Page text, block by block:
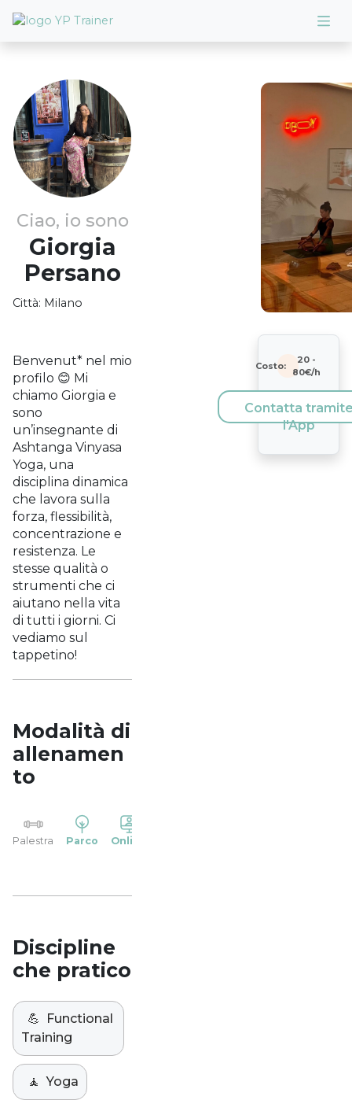
Ciao, io sono
Giorgia
Persano
Città: Milano
Benvenut* nel mio
profilo 😊 Mi
chiamo Giorgia e
sono
un’insegnante di
Ashtanga Vinyasa
Yoga, una
disciplina dinamica
che lavora sulla
forza, flessibilità,
concentrazione e
resistenza. Le
stesse qualità o
strumenti che ci
aiutano nella vita
di tutti i giorni. Ci
vediamo sul
tappetino!
Modalità di
allenamen
to
Palestra Parco Online
Discipline
che pratico
💪
Functional
Training
🧘 Yoga
Costo:
20 -
80€/h
Contatta
l'App